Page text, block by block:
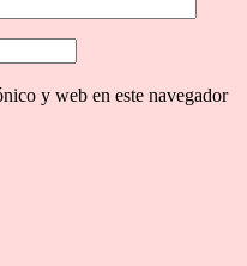
y web en este navegador